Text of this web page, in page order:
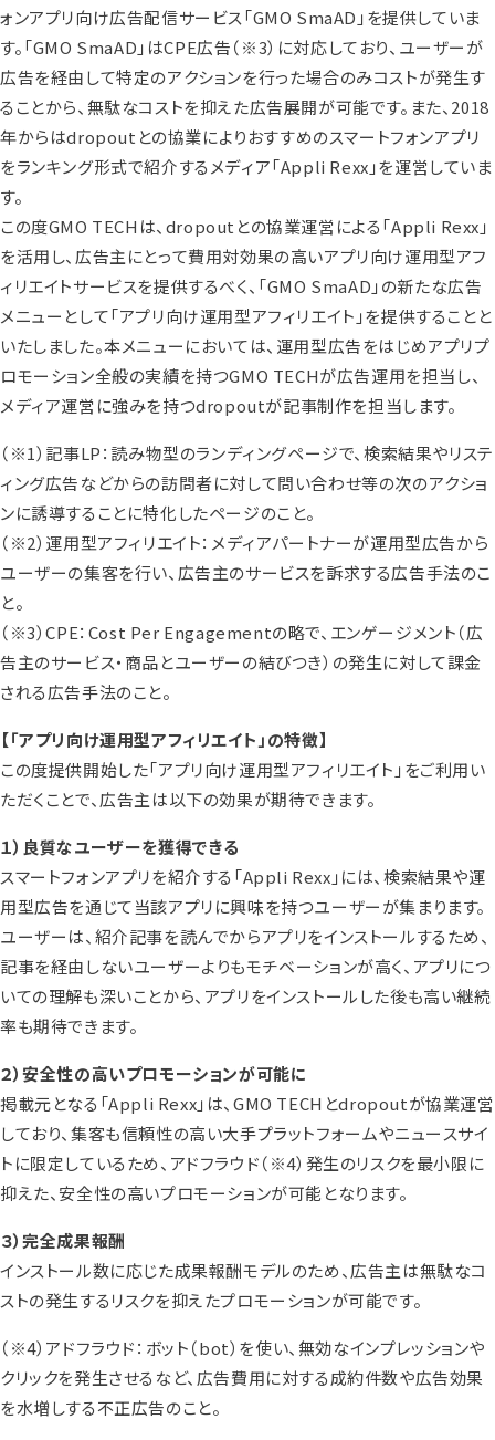
ォンアプリ向け広告配信サービス「GMO SmaAD」を提供していま
す。「GMO SmaAD」はCPE広告（※3） に対応しており、ユーザーが
広告を経由して特定のアクションを行った場合のみコストが発生す
ることから、無駄なコストを抑えた広告展開が可能です。また、2018
年からはdropoutとの協業によりおすすめのスマートフォンアプリ
をランキング形式で紹介するメディア「Appli Rexx」を運営していま
す。
この度GMO TECHは、dropoutとの協業運営による「Appli Rexx」
を活用し、広告主にとって費用対効果の高いアプリ向け運用型アフ
ィリエイトサービスを提供するべく、「GMO SmaAD」の新たな広告
メニューとして「アプリ向け運用型アフィリエイト」を提供することと
いたしました。本メニューにおいては、運用型広告をはじめアプリプ
ロモーション全般の実績を持つGMO TECHが広告運用を担当し、
メディア運営に強みを持つdropoutが記事制作を担当します。
（※1）記事LP：読み物型のランディングページで、検索結果やリステ
ィング広告などからの訪問者に対して問い合わせ等の次のアクショ
ンに誘導することに特化したページのこと。
（※2）運用型アフィリエイト：メディアパートナーが運用型広告から
ユーザーの集客を行い、広告主のサービスを訴求する広告手法のこ
と。
（※3）CPE：Cost Per Engagementの略で、エンゲージメント（広
告主のサービス・商品とユーザーの結びつき）の発生に対して課金
される広告手法のこと。
【「アプリ向け運用型アフィリエイト」の特徴】
この度提供開始した「アプリ向け運用型アフィリエイト」をご利用い
ただくことで、広告主は以下の効果が期待できます。
１）良質なユーザーを獲得できる
スマートフォンアプリを紹介する「Appli Rexx」には、検索結果や運
用型広告を通じて当該アプリに興味を持つユーザーが集まります。
ユーザーは、紹介記事を読んでからアプリをインストールするため、
記事を経由しないユーザーよりもモチベーションが高く、アプリにつ
いての理解も深いことから、アプリをインストールした後も高い継続
率も期待できます。
２）安全性の高いプロモーションが可能に
掲載元となる「Appli Rexx」は、GMO TECHとdropoutが協業運営
しており、集客も信頼性の高い大手プラットフォームやニュースサイ
トに限定しているため、アドフラウド（※4） 発生のリスクを最小限に
抑えた、安全性の高いプロモーションが可能となります。
３）完全成果報酬
インストール数に応じた成果報酬モデルのため、広告主は無駄なコ
ストの発生するリスクを抑えたプロモーションが可能です。
（※4）アドフラウド：ボット（bot）を使い、無効なインプレッションや
クリックを発生させるなど、広告費用に対する成約件数や広告効果
を水増しする不正広告のこと。